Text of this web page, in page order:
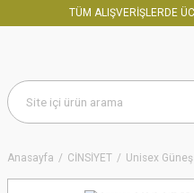
TÜM ALIŞVERİŞLERDE
Anasayfa CİNSİYET Unisex